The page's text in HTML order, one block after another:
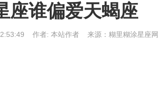
座谁偏爱天蝎座
作者: 本站作者 来源：糊里糊涂星座网